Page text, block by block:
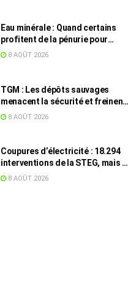
Eau minérale : Quand certains
profitent de la pénurie pour
augmenter les prix
8 AOÛT 2026
TGM : Les dépôts sauvages
menacent la sécurité et freinent
les travaux
8 AOÛT 2026
Coupures d’électricité : 18.294
interventions de la STEG, mais la
colère ne retombe pas
8 AOÛT 2026